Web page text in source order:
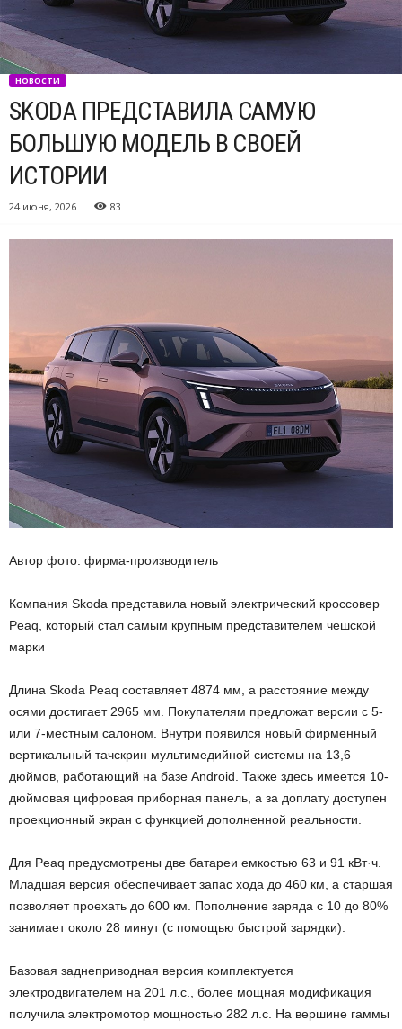
НОВОСТИ
SKODA ПРЕДСТАВИЛА САМУЮ
БОЛЬШУЮ МОДЕЛЬ В СВОЕЙ
ИСТОРИИ
24 июня, 2026 83
Автор фото: фирма-производитель
Компания Skoda представила новый электрический кроссовер
Peaq, который стал самым крупным представителем чешской
марки
Длина Skoda Peaq составляет 4874 мм, а расстояние между
осями достигает 2965 мм. Покупателям предложат версии с 5-
или 7-местным салоном. Внутри появился новый фирменный
вертикальный тачскрин мультимедийной системы на 13,6
дюймов, работающий на базе Android. Также здесь имеется 10-
дюймовая цифровая приборная панель, а за доплату доступен
проекционный экран с функцией дополненной реальности.
Для Peaq предусмотрены две батареи емкостью 63 и 91 кВт·ч.
Младшая версия обеспечивает запас хода до 460 км, а старшая
позволяет проехать до 600 км. Пополнение заряда с 10 до 80%
занимает около 28 минут (с помощью быстрой зарядки).
Базовая заднеприводная версия комплектуется
электродвигателем на 201 л.с., более мощная модификация
получила электромотор мощностью 282 л.с. На вершине гаммы